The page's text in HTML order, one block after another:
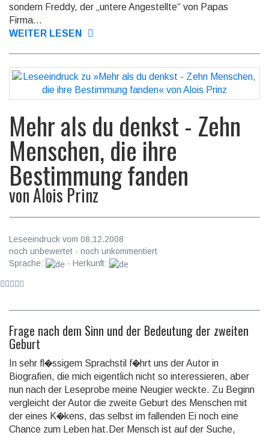
sondern Freddy, der „un­tere Ange­stellte“ von Papas
Firma...
WEITER LESEN
Mehr als du denkst - Zehn
Menschen, die ihre
Bestimmung fanden
vonAlois Prinz
Leseeindruck vom 08.12.2008
noch unbewertet · noch unkommentiert
Sprache:
· Herkunft:
Frage nach dem Sinn und der Bedeutung der zweiten
Geburt
In sehr fl�ssigem Sprachstil f�hrt uns der Autor in
Biografien, die mich eigentlich nicht so interessieren, aber
nun nach der Leseprobe meine Neugier weckte. Zu Beginn
vergleicht der Autor die zweite Geburt des Menschen mit
der eines K�kens, das selbst im fallenden Ei noch eine
Chance zum Leben hat.Der Mensch ist auf der Suche,